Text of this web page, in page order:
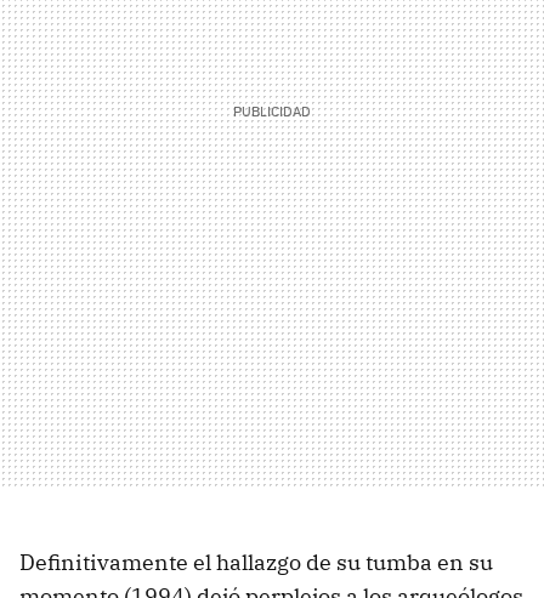
Definitivamente el hallazgo de su tumba en su